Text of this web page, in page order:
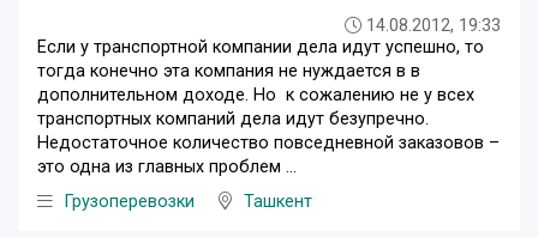
14.08.2012, 19:33
Если у транспортной компании дела идут успешно, то
тогда конечно эта компания не нуждается в в
дополнительном доходе. Но к сожалению не у всех
транспортных компаний дела идут безупречно.
Недостаточное количество повседневной заказовов –
это одна из главных проблем ...
Грузоперевозки
Ташкент